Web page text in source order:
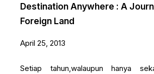
Destination Anywhere : A
Foreign Land
April 25, 2013
Setiap tahun,walaupun hanya